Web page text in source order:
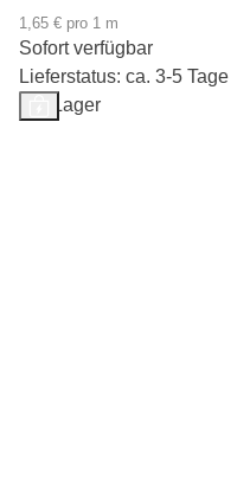
1,65 € pro 1 m
Sofort verfügbar
Lieferstatus: ca. 3-5 Tage
Auf Lager